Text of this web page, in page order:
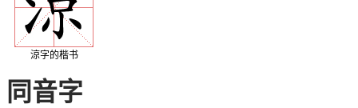
涼字的楷书
同音字